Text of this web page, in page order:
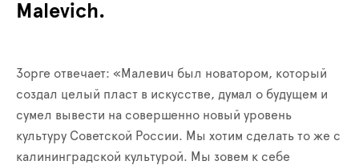
Malevich.
Зорге отвечает: «Малевич был новатором, который
создал целый пласт в искусстве, думал о будущем и
сумел вывести на совершенно новый уровень
культуру Советской России. Мы хотим сделать то же с
калининградской культурой. Мы зовем к себе